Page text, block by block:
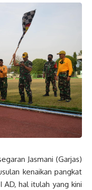
Jasmani (Garjas)
kenaikan pangkat
AD, hal itulah yang kini